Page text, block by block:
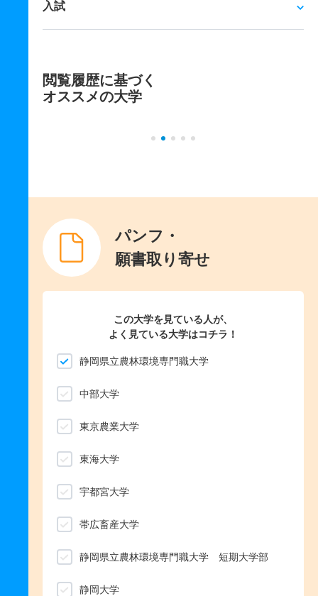
入試
閲覧履歴に基づく
オススメの大学
パンフ・
願書取り寄せ
この大学を見ている人が、
よく見ている大学はコチラ！
静岡県立農林環境専門職大学
中部大学
東京農業大学
東海大学
宇都宮大学
帯広畜産大学
静岡県立農林環境専門職大学 短期大学部
静岡大学